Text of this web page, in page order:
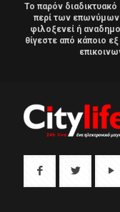
Το παρόν
περί των
φιλοξενεί ή
θίγεστε από κάποιο